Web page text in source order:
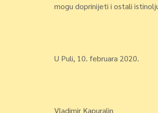
mogu doprinijeti i ostali
U Puli, 10. februara 2020.
Vladimir Kapuralin